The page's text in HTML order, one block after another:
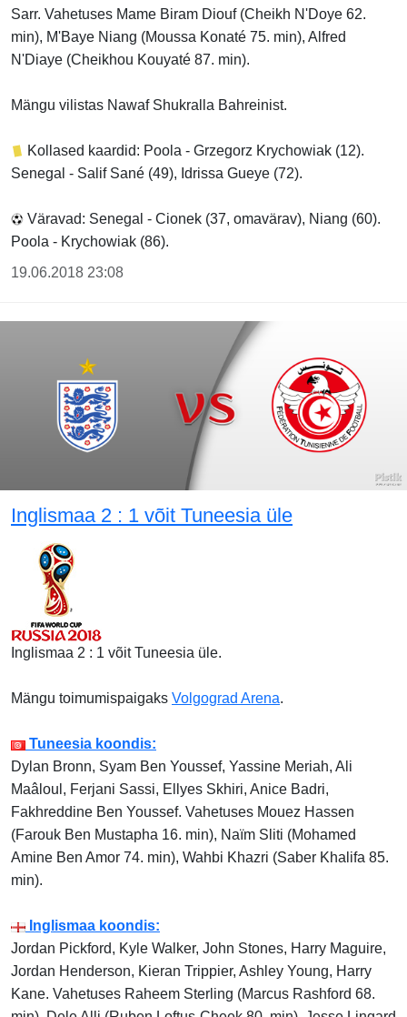
Sarr. Vahetuses Mame Biram Diouf (Cheikh N'Doye 62.
min), M'Baye Niang (Moussa Konaté 75. min), Alfred
N'Diaye (Cheikhou Kouyaté 87. min).
Mängu vilistas Nawaf Shukralla Bahreinist.
Kollased kaardid: Poola - Grzegorz Krychowiak (12).
Senegal - Salif Sané (49), Idrissa Gueye (72).
Väravad: Senegal - Cionek (37, omavärav), Niang (60).
Poola - Krychowiak (86).
19.06.2018 23:08
Inglismaa 2 : 1 võit Tuneesia üle
Inglismaa 2 : 1 võit Tuneesia üle.
Mängu toimumispaigaks Volgograd Arena.
Tuneesia koondis:
Dylan Bronn, Syam Ben Youssef, Yassine Meriah, Ali
Maâloul, Ferjani Sassi, Ellyes Skhiri, Anice Badri,
Fakhreddine Ben Youssef. Vahetuses Mouez Hassen
(Farouk Ben Mustapha 16. min), Naïm Sliti (Mohamed
Amine Ben Amor 74. min), Wahbi Khazri (Saber Khalifa 85.
min).
Inglismaa koondis:
Jordan Pickford, Kyle Walker, John Stones, Harry Maguire,
Jordan Henderson, Kieran Trippier, Ashley Young, Harry
Kane. Vahetuses Raheem Sterling (Marcus Rashford 68.